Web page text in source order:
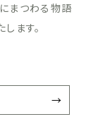
まつわる物語
ます。